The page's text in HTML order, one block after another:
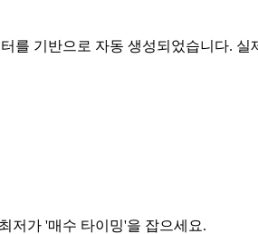
를 기반으로 자동 생성되었습니다. 실
저가 '매수 타이밍'을 잡으세요.